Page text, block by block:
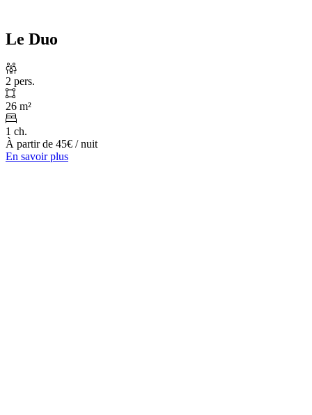
Le Duo
2 pers.
26 m²
1 ch.
À partir de 45€ / nuit
En savoir plus